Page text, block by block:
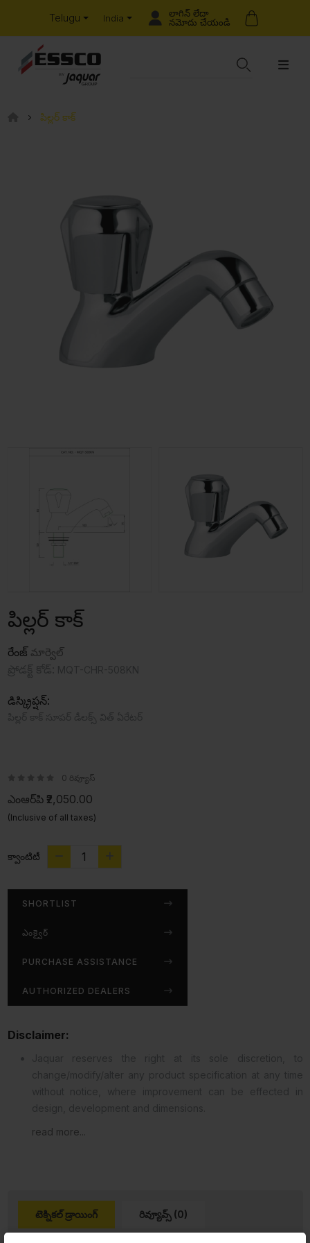
Telugu India
లాగిన్ లేదా
నమోదు చేయండి
పిల్లర్ కాక్
పిల్లర్ కాక్
రేంజ్ మార్వెల్
డిస్క్రిప్షన్:
0 రివ్యూస్
ఎంఆర్‌పి ₹2,050.00
(Inclusive of all taxes)
క్వాంటిటీ
SHORTLIST
ఎంక్వైర్
PURCHASE ASSISTANCE
AUTHORIZED DEALERS
Disclaimer:
read more...
టెక్నికల్ డ్రాయింగ్ రివ్యూవ్స్ (0)